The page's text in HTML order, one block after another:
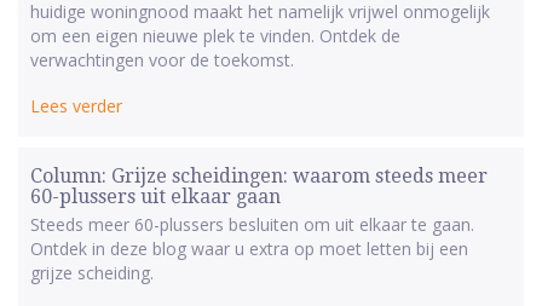
huidige woningnood maakt het namelijk vrijwel onmogelijk
om een eigen nieuwe plek te vinden. Ontdek de
verwachtingen voor de toekomst.
Lees verder
Column: Grijze scheidingen: waarom steeds meer
60-plussers uit elkaar gaan
Steeds meer 60-plussers besluiten om uit elkaar te gaan.
Ontdek in deze blog waar u extra op moet letten bij een
grijze scheiding.